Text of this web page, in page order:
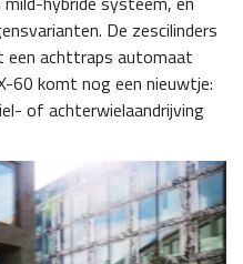
De zescilinders
een achttraps automaat
60 komt nog een nieuwtje:
of achterwielaandrijving